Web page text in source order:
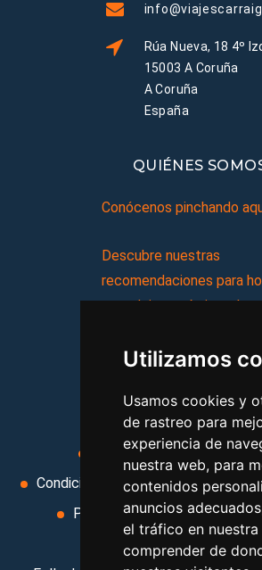
Utilizamos
Usamos cookies y
de rastreo para
experiencia de
nuestra web, para
contenidos
anuncios
el tráfico en
comprender de
Rúa Nueva, 18 4º
15003 A Coruña
A Coruña
España
QUIÉNES
Conócenos pinchando
Descubre nuestras
recomendaciones para
complejos turísticos,
viajes, y mucho más!
MI AGENCIA
Aviso legal
Condiciones Generales
Ley de
Política de privacidad
Cambiar preferencias